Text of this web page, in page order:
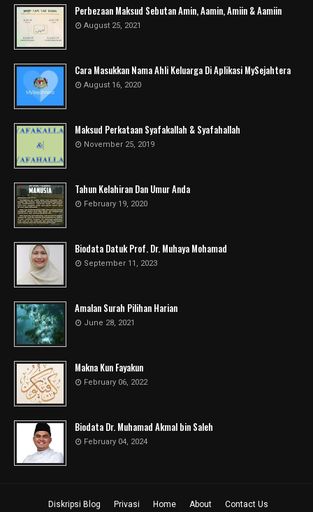
Perbezaan Maksud Sebutan Amin, Aamin, Amiin & Aamiin
August 25, 2021
Cara Masukkan Nama Ahli Keluarga Di Aplikasi MySejahtera
August 16, 2020
Maksud Perkataan Syafakallah & Syafahallah
November 25, 2019
Tahun Kelahiran Dan Umur Anda
February 19, 2020
Biodata Datuk Prof. Dr. Muhaya Mohamad
September 11, 2023
Amalan Surah Pilihan Harian
June 28, 2021
Makna Kun Fayakun
February 06, 2022
Biodata Dr. Muhamad Akmal bin Saleh
February 04, 2024
Diskripsi Blog Privasi Home About Contact Us